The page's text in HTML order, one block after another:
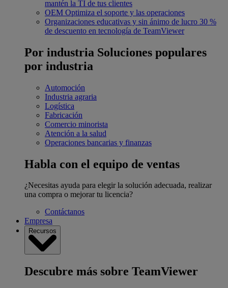
mantén la TI de tus clientes
OEM Optimiza el soporte y las operaciones
Organizaciones educativas y sin ánimo de lucro 30 %
de descuento en tecnología de TeamViewer
Por industria Soluciones populares
por industria
Automoción
Industria agraria
Logística
Fabricación
Comercio minorista
Atención a la salud
Operaciones bancarias y finanzas
Habla con el equipo de ventas
¿Necesitas ayuda para elegir la solución adecuada, realizar
una compra o mejorar tu licencia?
Contáctanos
Empresa
Recursos
Descubre más sobre TeamViewer